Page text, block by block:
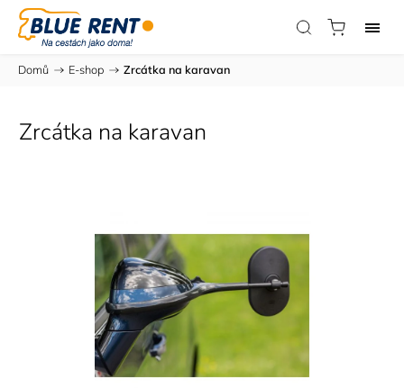
Domů / E-shop / Zrcátka na karavan
Zrcátka na karavan